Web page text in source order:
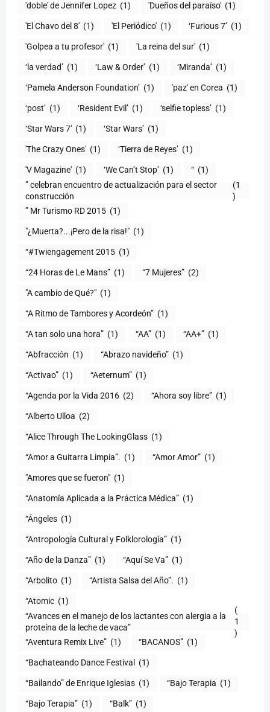
'doble' de Jennifer Lopez (1) 'Dueños del paraíso' (1)
'El Chavo del 8' (1) 'El Periódico' (1) ‘Furious 7’ (1)
'Golpea a tu profesor' (1) 'La reina del sur' (1)
‘la verdad’ (1) ‘Law & Order’ (1) ‘Miranda’ (1)
‘Pamela Anderson Foundation’ (1) 'paz' en Corea (1)
‘post’ (1) ‘Resident Evil’ (1) ‘selfie topless’ (1)
‘Star Wars 7′ (1) ‘Star Wars’ (1)
'The Crazy Ones' (1) ‘Tierra de Reyes’ (1)
'V Magazine' (1) ‘We Can’t Stop’ (1) “ (1)
” celebran encuentro de actualización para el sector
construcción
(1
)
” Mr Turismo RD 2015 (1)
"¿Muerta?...¡Pero de la risa!" (1)
“#Twiengagement 2015 (1)
“24 Horas de Le Mans” (1) “7 Mujeres” (2)
(1)
“A Ritmo de Tambores y Acordeón” (1)
“A tan solo una hora” (1) “AA” (1) “AA+” (1)
“Abfracción (1) “Abrazo navideño” (1)
“Activao” (1) “Aeternum” (1)
“Agenda por la Vida 2016 (2) “Ahora soy libre” (1)
“Alberto Ulloa (2)
“Alice Through The LookingGlass (1)
“Amor a Guitarra Limpia”. (1) “Amor Amor” (1)
"Amores que se fueron" (1)
“Anatomía Aplicada a la Práctica Médica” (1)
“Ángeles (1)
“Antropología Cultural y Folklorología” (1)
“Año de la Danza” (1) “Aquí Se Va” (1)
“Arbolito (1) “Artista Salsa del Año”. (1)
“Atomic (1)
“Avances en el manejo de los lactantes con alergia a la
proteína de la leche de vaca”
(
1
)
“Aventura Remix Live” (1) “BACANOS” (1)
“Bachateando Dance Festival (1)
“Bailando” de Enrique Iglesias (1) “Bajo Terapia (1)
“Bajo Terapia” (1) “Balk” (1)